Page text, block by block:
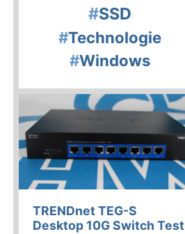
#SSD
#Technologie
#Windows
TRENDnet TEG-S
Desktop 10G Switch Test